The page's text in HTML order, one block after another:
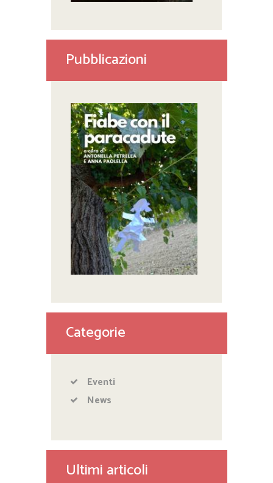
Pubblicazioni
Categorie
Eventi
News
Ultimi articoli